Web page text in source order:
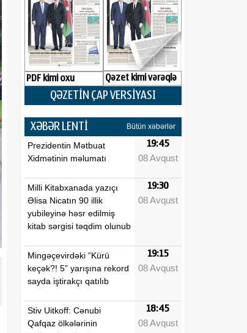
PDF kimi oxu Qəzet kimi vərəqlə
QƏZETİN ÇAP VERSİYASI
XƏBƏR LENTİ Bütün xəbərlər
Prezidentin Mətbuat
Xidmətinin məlumatı
19:45
08 Avqust
Milli Kitabxanada yazıçı
Əlisa Nicatın 90 illik
yubileyinə həsr edilmiş
kitab sərgisi təqdim olunub
19:30
08 Avqust
Mingəçevirdəki “Kürü
keçək?! 5” yarışına rekord
sayda iştirakçı qatılıb
19:15
08 Avqust
Stiv Uitkoff: Cənubi
Qafqaz ölkələrinin
18:45
08 Avqust